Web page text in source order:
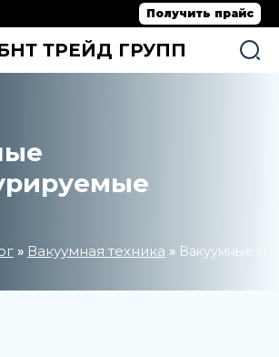
Получить прайс
ТРЕЙД ГРУПП
» Вакуумная техника » Вакуумные